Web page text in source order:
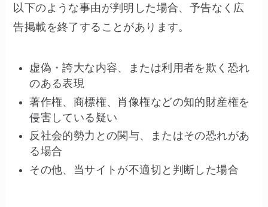
以下のような事由が判明した場合、予告なく広
告掲載を終了することがあります。
虚偽・誇大な内容、または利用者を欺く恐れ
のある表現
著作権、商標権、肖像権などの知的財産権を
侵害している疑い
反社会的勢力との関与、またはその恐れがあ
る場合
その他、当サイトが不適切と判断した場合